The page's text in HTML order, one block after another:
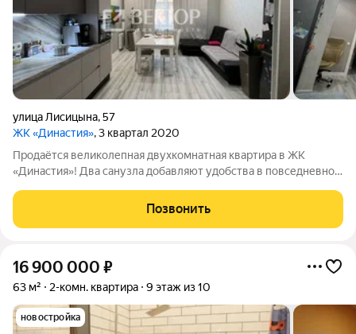
улица Лисицына,57
ЖК «Династия», 3 квартал 2020
Продаётся великолепная двухкомнатная квартира в ЖК
«Династия»! Два санузла добавляют удобства в повседневной
В процессе ремонта была сделана дополнительная
звукоизоляция. Окна выходят во двор,
Позвонить
16 900 000 ₽
63 м² 2-комн. квартира 9 этаж из 10
новостройка